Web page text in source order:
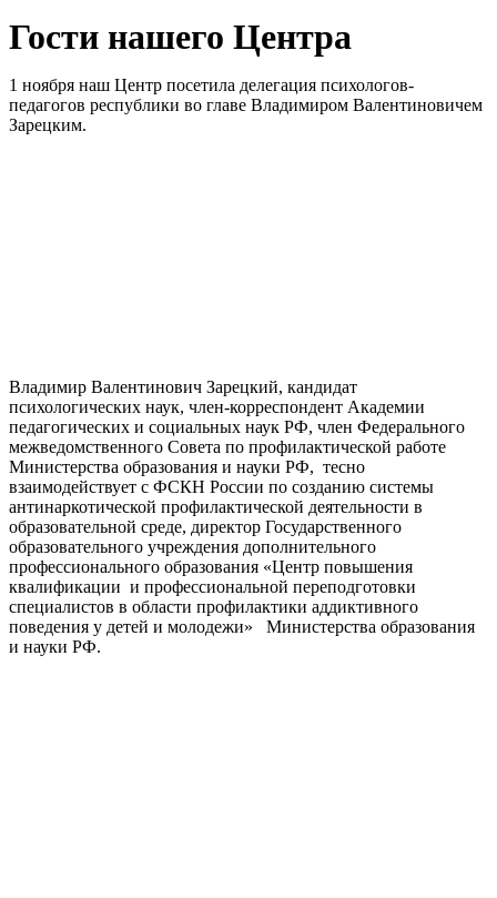
Гости нашего Центра
1 ноября наш Центр посетила делегация психологов-
педагогов республики во главе Владимиром Валентиновичем
Зарецким.
Владимир Валентинович Зарецкий, кандидат
психологических наук, член-корреспондент Академии
педагогических и социальных наук РФ, член Федерального
межведомственного Совета по профилактической работе
Министерства образования и науки РФ, тесно
взаимодействует с ФСКН России по созданию системы
антинаркотической профилактической деятельности в
образовательной среде, директор Государственного
образовательного учреждения дополнительного
профессионального образования «Центр повышения
квалификации и профессиональной переподготовки
специалистов в области профилактики аддиктивного
поведения у детей и молодежи» Министерства образования
и науки РФ.